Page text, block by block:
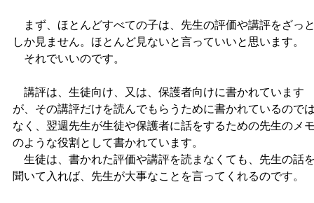
まず、ほとんどすべての子は、先生の評価や講評をざっ
しか見ません。ほとんど見ないと言っていいと思います。
それでいいのです。
講評は、生徒向け、又は、保護者向けに書かれています
が、その講評だけを読んでもらうために書かれているので
なく、翌週先生が生徒や保護者に話をするための先生のメ
のような役割として書かれています。
生徒は、書かれた評価や講評を読まなくても、先生の話
聞いて入れば、先生が大事なことを言ってくれるのです。